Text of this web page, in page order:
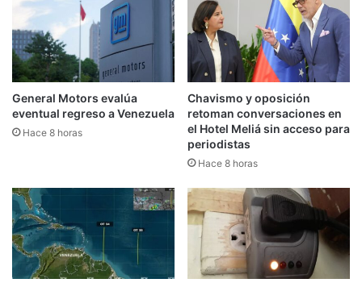
General Motors evalúa
eventual regreso a Venezuela
Hace 8 horas
Chavismo y oposición
retoman conversaciones en
el Hotel Meliá sin acceso para
periodistas
Hace 8 horas